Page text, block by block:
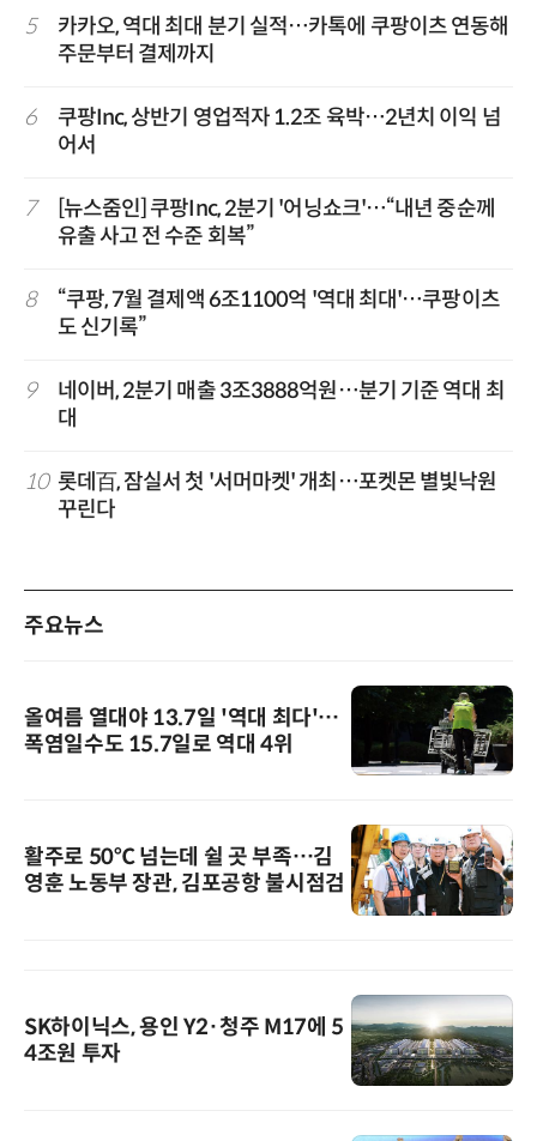
5
카카오, 역대 최대 분기 실적…카톡에 쿠팡이츠 연동해
주문부터 결제까지
6
쿠팡Inc, 상반기 영업적자 1.2조 육박…2년치 이익 넘
어서
7
[뉴스줌인] 쿠팡Inc, 2분기 '어닝쇼크'…“내년 중순께
유출 사고 전 수준 회복”
8
“쿠팡, 7월 결제액 6조1100억 '역대 최대'…쿠팡이츠
도 신기록”
9
네이버, 2분기 매출 3조3888억원…분기 기준 역대 최
대
10 롯데百, 잠실서 첫 '서머마켓' 개최…포켓몬 별빛낙원
꾸린다
주요뉴스
올여름 열대야 13.7일 '역대 최다'…
폭염일수도 15.7일로 역대 4위
활주로 50℃ 넘는데 쉴 곳 부족…김
영훈 노동부 장관, 김포공항 불시점검
SK하이닉스, 용인 Y2·청주 M17에 5
4조원 투자